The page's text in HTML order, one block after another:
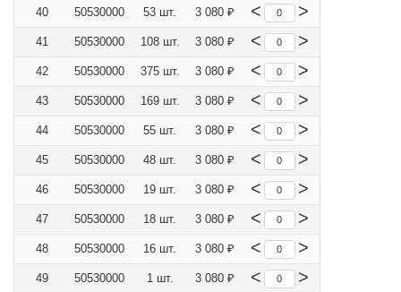
40 50530000 53 шт. 3 080 ₽ < >
41 50530000 108 шт. 3 080 ₽ < >
42 50530000 375 шт. 3 080 ₽ < >
43 50530000 169 шт. 3 080 ₽ < >
44 50530000 55 шт. 3 080 ₽ < >
45 50530000 48 шт. 3 080 ₽ < >
46 50530000 19 шт. 3 080 ₽ < >
47 50530000 18 шт. 3 080 ₽ < >
48 50530000 16 шт. 3 080 ₽ < >
49 50530000 1 шт. 3 080 ₽ < >